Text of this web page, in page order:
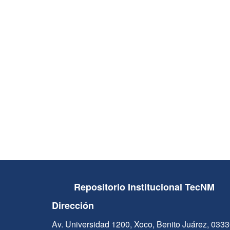
Repositorio Institucional TecNM
Dirección
Av. Universidad 1200, Xoco, Benito Juárez,